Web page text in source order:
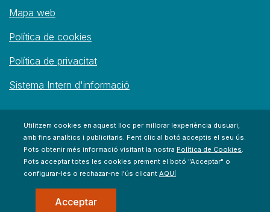
Mapa web
Política de cookies
Política de privacitat
Sistema Intern d'informació
Utilitzem cookies en aquest lloc per millorar lexperiència dusuari,
amb fins analítics i publicitaris. Fent clic al botó acceptis el seu ús.
Pots obtenir més informació visitant la nostra Política de Cookies.
Pots acceptar totes les cookies prement el botó "Acceptar" o
configurar-les o rechazar-ne l'ús clicant AQUÍ
Acceptar